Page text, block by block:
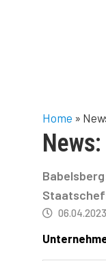
Home »
06.04.2023